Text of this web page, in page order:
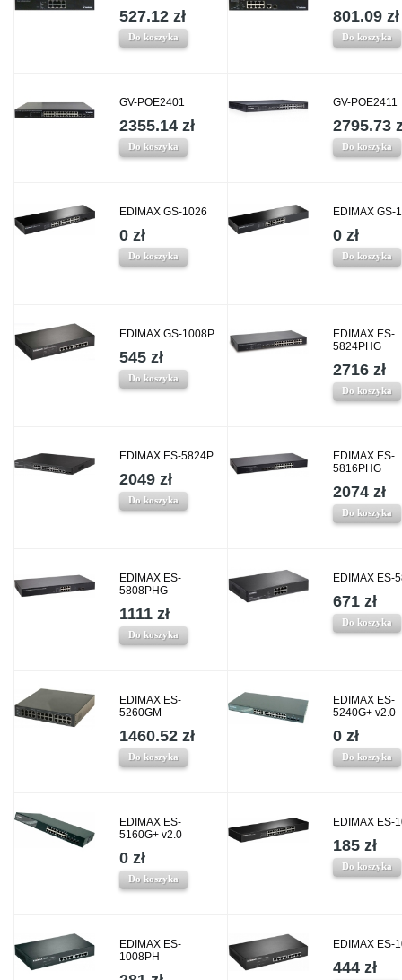
527.12 zł
Do koszyka
801.09 zł
Do koszyka
GV-POE2401
2355.14 zł
Do koszyka
GV-POE2411
2795.73
Do koszyka
EDIMAX GS-1026
0 zł
Do koszyka
EDIMAX GS-
0 zł
Do koszyka
EDIMAX GS-1008P
545 zł
Do koszyka
EDIMAX ES-
5824PHG
2716 zł
Do koszyka
EDIMAX ES-5824P
2049 zł
Do koszyka
EDIMAX ES-
5816PHG
2074 zł
Do koszyka
EDIMAX ES-
5808PHG
1111 zł
Do koszyka
EDIMAX ES-
671 zł
Do koszyka
EDIMAX ES-
5260GM
1460.52 zł
Do koszyka
EDIMAX ES-
5240G+ v2.0
0 zł
Do koszyka
EDIMAX ES-
5160G+ v2.0
0 zł
Do koszyka
EDIMAX ES-
185 zł
Do koszyka
EDIMAX ES-
1008PH
EDIMAX ES-
444 zł